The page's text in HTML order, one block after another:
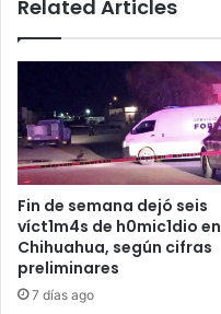
Related Articles
Fin de semana dejó seis
víct1m4s de h0mic1dio en
Chihuahua, según cifras
preliminares
7 días ago